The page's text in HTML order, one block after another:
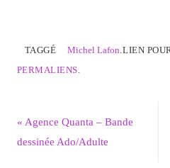
TAGGÉ Michel Lafon LIEN
PERMALIENS
« Agence Quanta – Bande
dessinée Ado/Adulte